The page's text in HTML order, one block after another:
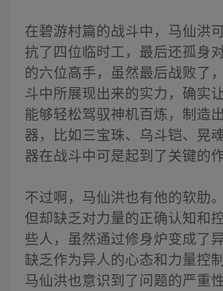
在碧游村篇的战斗中，马仙洪
抗了四位临时工，最后还孤身
的六位高手，虽然最后战败了
斗中所展现出来的实力，确实
能够轻松驾驭神机百炼，制造
器，比如三宝珠、乌斗铠、晃
器在战斗中可是起到了关键的作
不过啊，马仙洪也有他的软肋
但却缺乏对力量的正确认知和
些人，虽然通过修身炉变成了
缺乏作为异人的心态和力量控
马仙洪也意识到了问题的严重性